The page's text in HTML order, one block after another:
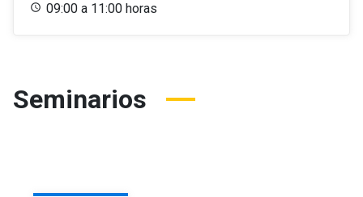
09:00 a 11:00 horas
Seminarios